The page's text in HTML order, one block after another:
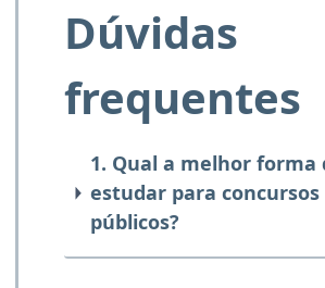
Dúvidas
frequentes
1. Qual a melhor forma
estudar para concursos
públicos?